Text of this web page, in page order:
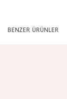
BENZER ÜRÜNLER